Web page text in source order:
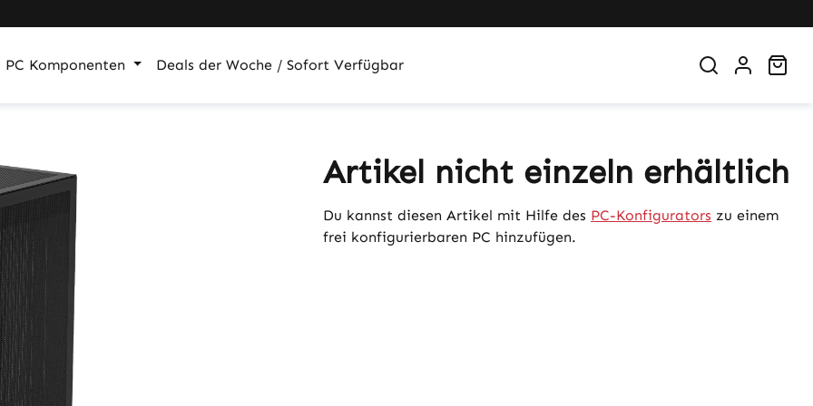
PC Komponenten Deals der Woche / Sofort Verfügbar
Artikel nicht einzeln erhältlich
Du kannst diesen Artikel mit Hilfe des PC-Konfigurators zu einem
frei konfigurierbaren PC hinzufügen.